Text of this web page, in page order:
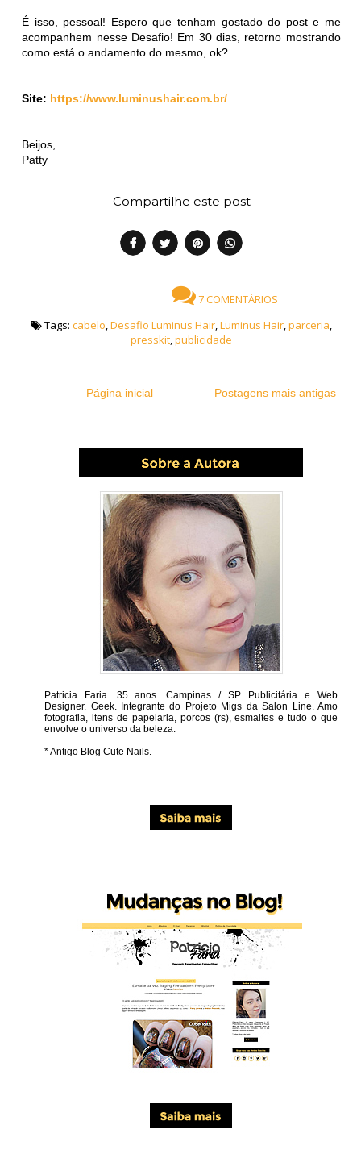
É isso, pessoal! Espero que tenham gostado do post e me
acompanhem nesse Desafio! Em 30 dias, retorno mostrando
como está o andamento do mesmo, ok?
Site: https://www.luminushair.com.br/
Beijos,
Patty
Compartilhe este post
7 COMENTÁRIOS
Tags: cabelo,Desafio Luminus Hair,Luminus Hair,parceria,
presskit,publicidade
Postagens mais antigas
Página inicial
Patricia Faria. 35 anos. Campinas / SP. Publicitária e Web
Designer. Geek. Integrante do Projeto Migs da Salon Line. Amo
fotografia, itens de papelaria, porcos (rs), esmaltes e tudo o que
envolve o universo da beleza.
* Antigo Blog Cute Nails.